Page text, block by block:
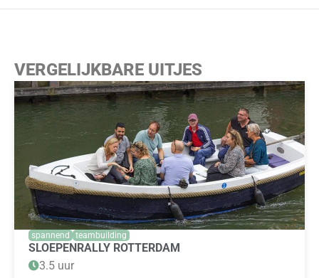
VERGELIJKBARE UITJES
spannend teambuilding
SLOEPENRALLY ROTTERDAM
3.5 uur